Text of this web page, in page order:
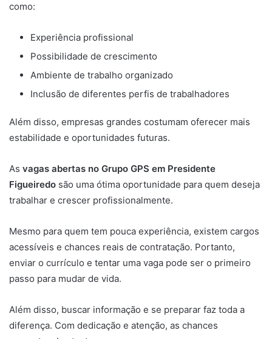
como:
Experiência profissional
Possibilidade de crescimento
Ambiente de trabalho organizado
Inclusão de diferentes perfis de trabalhadores
Além disso, empresas grandes costumam oferecer mais
estabilidade e oportunidades futuras.
As vagas abertas no Grupo GPS em Presidente
Figueiredo são uma ótima oportunidade para quem deseja
trabalhar e crescer profissionalmente.
Mesmo para quem tem pouca experiência, existem cargos
acessíveis e chances reais de contratação. Portanto,
enviar o currículo e tentar uma vaga pode ser o primeiro
passo para mudar de vida.
Além disso, buscar informação e se preparar faz toda a
diferença. Com dedicação e atenção, as chances